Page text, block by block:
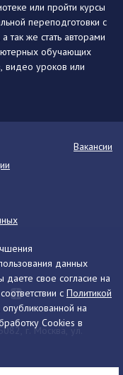
данных
даете свое согласие на
с Политикой
на
Cookies в
или пройти курсы
переподготовки с
так же стать авторами
обучающих
видео уроков или
г. Москва, ул.
схема проезда
Вакансии